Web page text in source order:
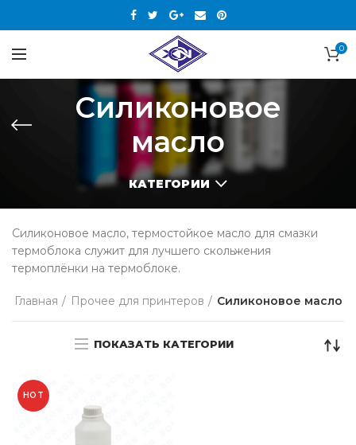
0
Силиконовое
масло
КАТЕГОРИИ
Силиконовое масло, термостойкое масло для смазки
термоблока служит для лучшего скольжения
термоплёнки на термоблоке.
Главная Прочее для принтеров Силиконовое масло
ПОКАЗАТЬ КАТЕГОРИИ
HOT